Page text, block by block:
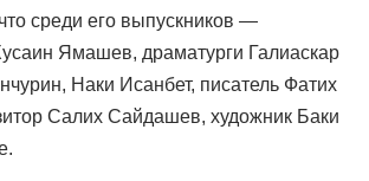
среди его выпускников —
Ямашев, драматурги Галиаскар
Наки Исанбет, писатель Фатих
Салих Сайдашев, художник Баки